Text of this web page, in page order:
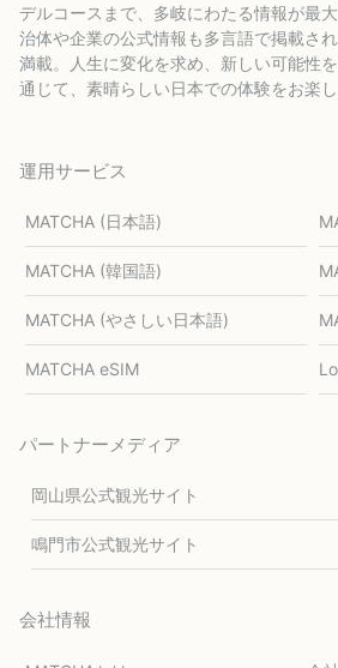
デルコースまで、多岐にわたる情報が最
治体や企業の公式情報も多言語で掲載さ
満載。人生に変化を求め、新しい可能性
通じて、素晴らしい日本での体験をお楽
運用サービス
MATCHA (日本語)
MATCHA (韓国語)
MATCHA (やさしい日本語)
MATCHA eSIM
パートナーメディア
岡山県公式観光サイト
鳴門市公式観光サイト
会社情報